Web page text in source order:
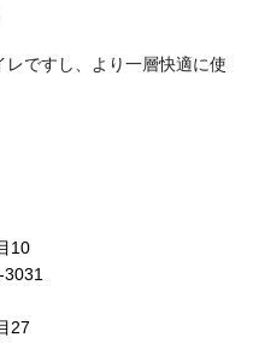
ですし、より一層快適に使
10
27